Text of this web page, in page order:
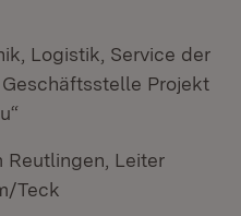
Logistik, Service der
Projekt
Reutlingen, Leiter
Teck